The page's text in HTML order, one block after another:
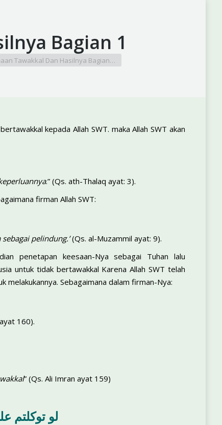
Bagian 1
Tawakkal Dan Hasilnya Bagian…
kepada Allah SWT. maka Allah SWT akan
.” (Qs. ath-Thalaq ayat: 3).
firman Allah SWT:
pelindung.’(Qs. al-Muzammil ayat: 9).
penetapan keesaan-Nya sebagai Tuhan lalu
untuk tidak bertawakkal Karena Allah SWT telah
Sebagaimana dalam firman-Nya:
160).
” (Qs. Ali Imran ayat 159)
لو توكلتم